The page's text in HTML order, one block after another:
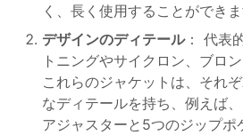
く、長く使用することができま
デザインのディテール： 代表
トニングやサイクロン、ブロ
これらのジャケットは、それ
なディテールを持ち、例えば
アジャスターと5つのジップポ